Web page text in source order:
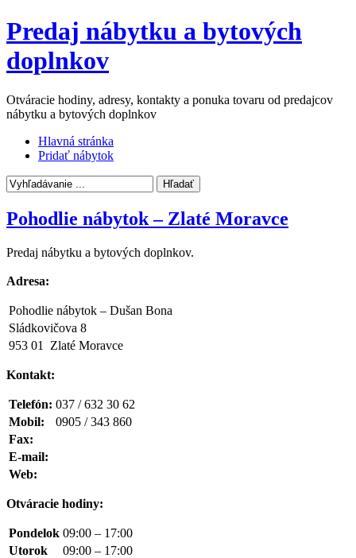
Predaj nábytku a bytových
doplnkov
Otváracie hodiny, adresy, kontakty a ponuka tovaru od predajcov
nábytku a bytových doplnkov
Hlavná stránka
Pridať nábytok
Pohodlie nábytok – Zlaté Moravce
Predaj nábytku a bytových doplnkov.
Adresa:
Pohodlie nábytok – Dušan Bona
Sládkovičova 8
953 01 Zlaté Moravce
Kontakt:
Telefón: 037 / 632 30 62
Mobil:
0905 / 343 860
Fax:
E-mail:
Web:
Otváracie hodiny:
Pondelok 09:00 – 17:00
Utorok
09:00 – 17:00